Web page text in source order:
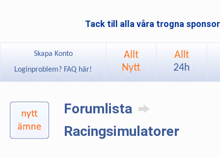
Tack till alla våra trogna
Skapa Konto
Loginproblem? FAQ här!
Allt
Nytt
Allt
24h
Forumlista
Racingsimulatorer